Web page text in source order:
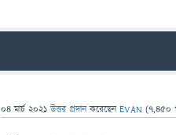
04 মার্চ 2021 উত্তর প্রদান করেছেনEVAN (7,450